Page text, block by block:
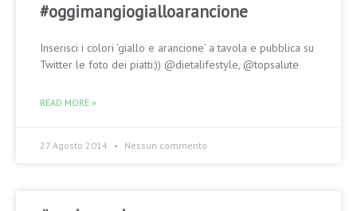
#oggimangiogialloarancione
Inserisci i colori ‘giallo e arancione’ a tavola e pubblica su
Twitter le foto dei piatti:)) @dietalifestyle, @topsalute
READ MORE »
27 Agosto 2014 Nessun commento